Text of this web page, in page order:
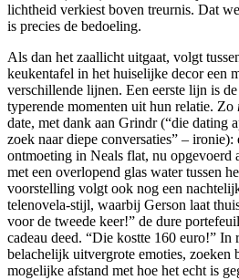
lichtheid verkiest boven treurnis. Dat
is precies de bedoeling.
Als dan het zaallicht uitgaat, volgt
keukentafel in het huiselijke decor een
verschillende lijnen. Een eerste lijn is
typerende momenten uit hun relatie. Zo
date, met dank aan Grindr (“die dating
zoek naar diepe conversaties” – ironie):
ontmoeting in Neals flat, nu opgevoerd
met een overlopend glas water tussen
voorstelling volgt ook nog een
telenovela-stijl, waarbij Gerson laat
voor de tweede keer!” de dure
cadeau deed. “Die kostte 160 euro!” In
belachelijk uitvergrote emoties, zoeken
mogelijke afstand met hoe het echt is